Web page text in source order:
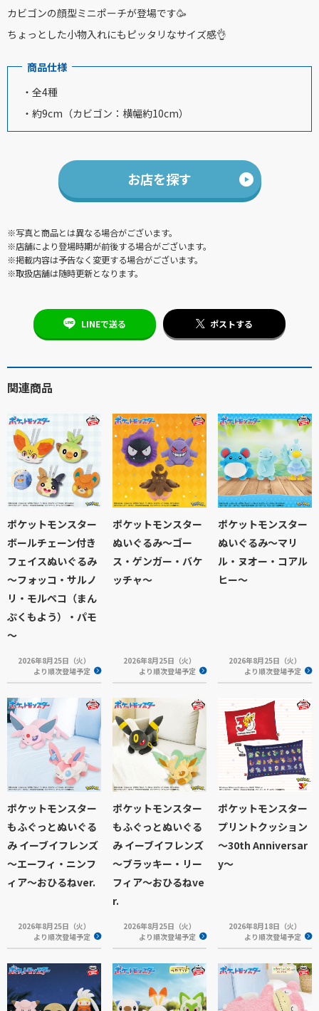
カビゴンの顔型ミニポーチが登場です🥳
ちょっとした小物入れにもピッタリなサイズ感👌
商品仕様
・全4種
・約9cm（カビゴン：横幅約10cm）
お店を探す
※写真と商品とは異なる場合がございます。
※店舗により登場時期が前後する場合がございます。
※掲載内容は予告なく変更する場合がございます。
※取扱店舗は随時更新となります。
LINEで送る ポストする
関連商品
ポケットモンスター
ボールチェーン付き
フェイスぬいぐるみ
～フォッコ・サルノ
リ・モルペコ（まん
ぷくもよう）・パモ
～
2026年8月25日（火）
より順次登場予定
ポケットモンスター
ぬいぐるみ～ゴー
ス・ゲンガー・バケ
ッチャ～
2026年8月25日（火）
より順次登場予定
ポケットモンスター
ぬいぐるみ～マリ
ル・ヌオー・コアル
ヒー～
2026年8月25日（火）
より順次登場予定
ポケットモンスター
もふぐっとぬいぐる
み イーブイフレンズ
～エーフィ・ニンフ
ィア～おひるねver.
2026年8月25日（火）
より順次登場予定
ポケットモンスター
もふぐっとぬいぐる
み イーブイフレンズ
～ブラッキー・リー
フィア～おひるねve
r.
2026年8月25日（火）
より順次登場予定
ポケットモンスター
プリントクッション
～30th Anniversar
y～
2026年8月18日（火）
より順次登場予定